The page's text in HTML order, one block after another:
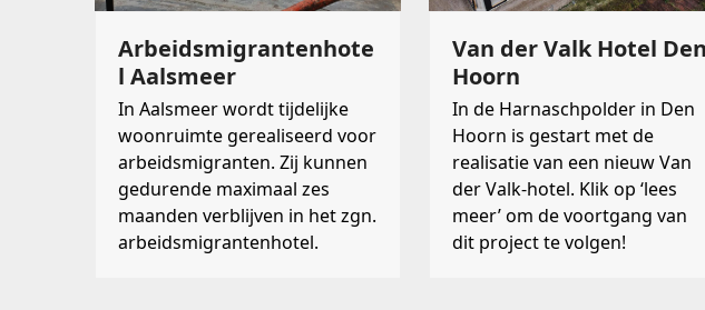
Arbeidsmigrantenhote
l Aalsmeer
In Aalsmeer wordt tijdelijke
woonruimte gerealiseerd voor
arbeidsmigranten. Zij kunnen
gedurende maximaal zes
maanden verblijven in het zgn.
arbeidsmigrantenhotel.
Van der Valk Hotel Den
Hoorn
In de Harnaschpolder in Den
Hoorn is gestart met de
realisatie van een nieuw Van
der Valk-hotel. Klik op ‘lees
meer’ om de voortgang van
dit project te volgen!